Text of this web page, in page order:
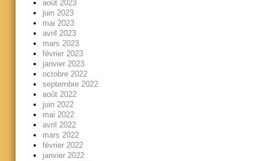
août 2023
juin 2023
mai 2023
avril 2023
mars 2023
février 2023
janvier 2023
octobre 2022
septembre 2022
août 2022
juin 2022
mai 2022
avril 2022
mars 2022
février 2022
janvier 2022